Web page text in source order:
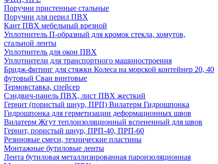
Поручни пристенные стальные
Поручни для перил ПВХ
Кант ПВХ мебельный врезной
Уплотнитель П-образный для кромок стекла, хомутов,
стальной ленты
Уплотнитель для окон ПВХ
Уплотнители для транспортного машиностроения
Бридж-фитинг для стяжки Колеса на морской контейнер 20, 40
футовый Сваи винтовые
Термовставка, спейсер
Сэндвич-панель ПВХ, лист ПВХ жесткий
Гернит (пористый шнур, ПРП) Вилатерм Гидрошпонка
Гидрошпонка для герметизации деформационных швов
Вилатерм Жгут теплоизоляционный вспененный для швов
Гернит, пористый шнур, ПРП-40, ПРП-60
Резиновые смеси, технические пластины
Монтажные бутиловые ленты
Лента бутиловая металлизированная пароизоляционная